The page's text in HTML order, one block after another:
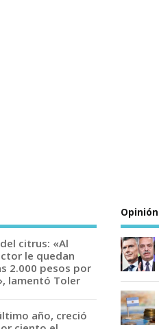
citrus: «Al
le quedan
2.000 pesos por
lamentó Toler
año, creció
Opinión